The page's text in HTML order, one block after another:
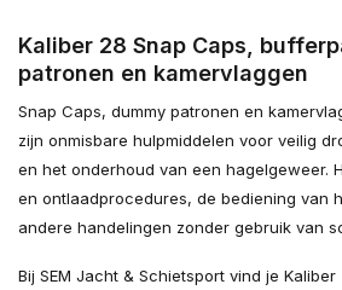
Kaliber 28 Snap Caps,
patronen en kamervlaggen
Snap Caps, dummy patronen en
zijn onmisbare hulpmiddelen voor veilig
en het onderhoud van een hagelgeweer.
en ontlaadprocedures, de bediening van
andere handelingen zonder gebruik van
Bij SEM Jacht & Schietsport vind je